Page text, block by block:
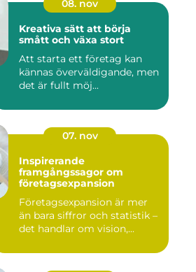
08. nov
Kreativa sätt att börja
smått och växa stort
Att starta ett företag kan
kännas överväldigande, men
det är fullt möj...
07. nov
Inspirerande
framgångssagor om
företagsexpansion
Företagsexpansion är mer
än bara siffror och statistik –
det handlar om vision,...